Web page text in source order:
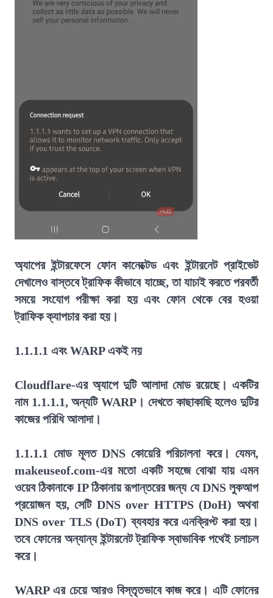
অ্যাপের ইন্টারফেসে ফোন কানেক্টেড এবং ইন্টারনেট প্রাইভেট
দেখালেও বাস্তবে ট্রাফিক কীভাবে যাচ্ছে, তা যাচাই করতে পরবর্তী
সময়ে সংযোগ পরীক্ষা করা হয় এবং ফোন থেকে বের হওয়া
ট্রাফিক ক্যাপচার করা হয়।
1.1.1.1 এবং WARP একই নয়
Cloudflare-এর অ্যাপে দুটি আলাদা মোড রয়েছে। একটির
নাম 1.1.1.1, অন্যটি WARP। দেখতে কাছাকাছি হলেও দুটির
কাজের পরিধি আলাদা।
1.1.1.1 মোড মূলত DNS কোয়েরি পরিচালনা করে। যেমন,
makeuseof.com-এর মতো একটি সহজে বোঝা যায় এমন
ওয়েব ঠিকানাকে IP ঠিকানায় রূপান্তরের জন্য যে DNS লুকআপ
প্রয়োজন হয়, সেটি DNS over HTTPS (DoH) অথবা
DNS over TLS (DoT) ব্যবহার করে এনক্রিপ্ট করা হয়।
তবে ফোনের অন্যান্য ইন্টারনেট ট্রাফিক স্বাভাবিক পথেই চলাচল
করে।
WARP এর চেয়ে আরও বিস্তৃতভাবে কাজ করে। এটি ফোনের